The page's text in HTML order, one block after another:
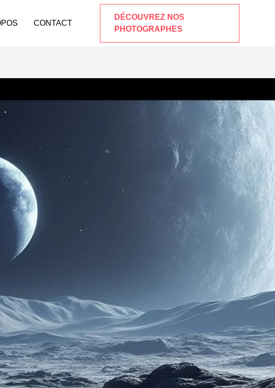
CONTACT
DÉCOUVREZ NOS
PHOTOGRAPHES